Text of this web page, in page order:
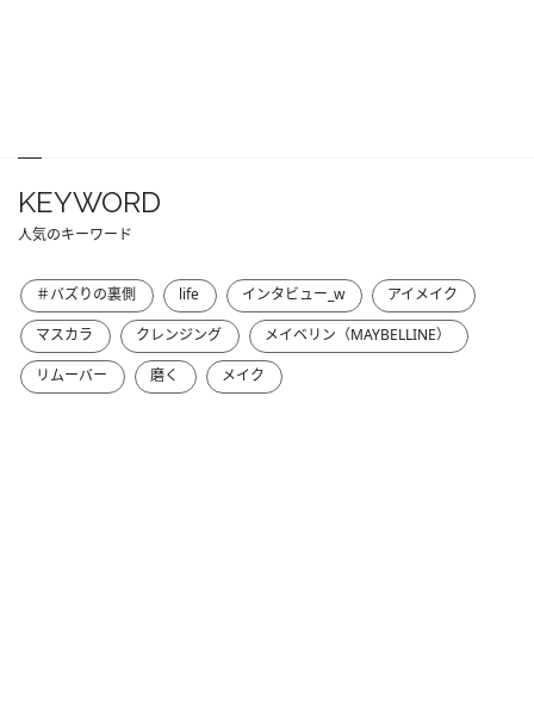
KEYWORD
人気のキーワード
＃バズりの裏側 life インタビュー_w
アイメイク
マスカラ
クレンジング
メイベリン（MAYBELLINE）
リムーバー
磨く メイク